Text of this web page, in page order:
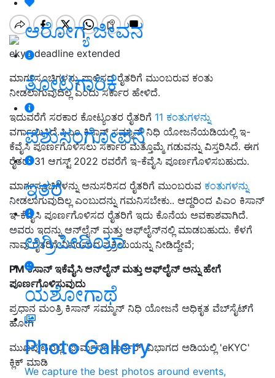
ಆರೋಗ್ಯ ಜೀವನ
ತೋಟಗಾರಿಕೆ
ಪಶುಸಂಗೋಪನೆ
ಇತರೆ
ಅಗ್ರಿಪೀಡಿಯಾ
ಯಶೋಗಾಥೆ
Photo Gallery
We capture the best photos around events,
ekyc deadline extended
ಮಾರ್ಗಸೂಚಿಗಳನ್ನು ಪಾಲಿಸದ ರೈತರಿಗೆ ಮುಂಬರುವ ಕಂತು
ನೀಡಲಾಗುವುದಿಲ್ಲ ಎಂದು ಸರ್ಕಾರ ಹೇಳಿದೆ.
ಇದುವರೆಗೆ ಸರಕಾರ ಕೋಟ್ಯಂತರ ರೈತರಿಗೆ 11 ಕಂತುಗಳನ್ನು
ವರ್ಗಾಯಿಸಿದೆ.ಪಿಎಂ ಕಿಸಾನ್ ಸಮ್ಮಾನ್ ನಿಧಿ ಯೋಜನೆಯಡಿಯಲ್ಲಿ ಇ-
ಕೆವೈಸಿ ಪೂರ್ಣಗೊಳಿಸಲು ಸರ್ಕಾರ ಮತ್ತೊಮ್ಮೆ ಗಡುವನ್ನು ವಿಸ್ತರಿಸಿದೆ. ಈಗ
ರೈತರು 31 ಆಗಸ್ಟ್ 2022 ರವರೆಗೆ ಇ-ಕೆವೈಸಿ ಪೂರ್ಣಗೊಳಿಸಬಹುದು.
ಮಾರ್ಗಸೂಚಿಗಳನ್ನು ಅನುಸರಿಸದ ರೈತರಿಗೆ ಮುಂಬರುವ ಕಂತುಗಳನ್ನು
ನೀಡಲಾಗುವುದಿಲ್ಲ ಎಂಬುದನ್ನು ಗಮನಿಸಬೇಕು.. ಆದ್ದರಿಂದ ಪಿಎಂ ಕಿಸಾನ್
ಇ-ಕೆವೈಸಿ ಪೂರ್ಣಗೊಳಿಸದ ರೈತರಿಗೆ ಇದು ಕೊನೆಯ ಅವಕಾಶವಾಗಿದೆ.
ಅವರು ಇದನ್ನು ಆನ್‌ಲೈನ್ ಮತ್ತು ಆಫ್‌ಲೈನ್‌ನಲ್ಲಿ ಮಾಡಬಹುದು. ಕೆಳಗೆ
ನಾವು ರೈತರಿಗೆ ವಿವರವಾದ ಪ್ರಕ್ರಿಯೆಯನ್ನು ನೀಡಿದ್ದೇವೆ;
PM ಕಿಸಾನ್ ಇಕೆವೈಸಿ ಆನ್‌ಲೈನ್ ಮತ್ತು ಆಫ್‌ಲೈನ್ ಅನ್ನು ಹೇಗೆ
ಪೂರ್ಣಗೊಳಿಸುವುದು
ಪ್ರಧಾನ ಮಂತ್ರಿ ಕಿಸಾನ್ ಸಮ್ಮಾನ್ ನಿಧಿ ಯೋಜನೆ ಅಧಿಕೃತ ವೆಬ್‌ಸೈಟ್‌ಗೆ
ಹೋಗಿ
ಮುಖಪುಟದಲ್ಲಿ 'ಫಾರ್ಮರ್ಸ್ ಕಾರ್ನರ್' ವಿಭಾಗದ ಅಡಿಯಲ್ಲಿ 'eKYC'
ಕ್ಲಿಕ್ ಮಾಡಿ